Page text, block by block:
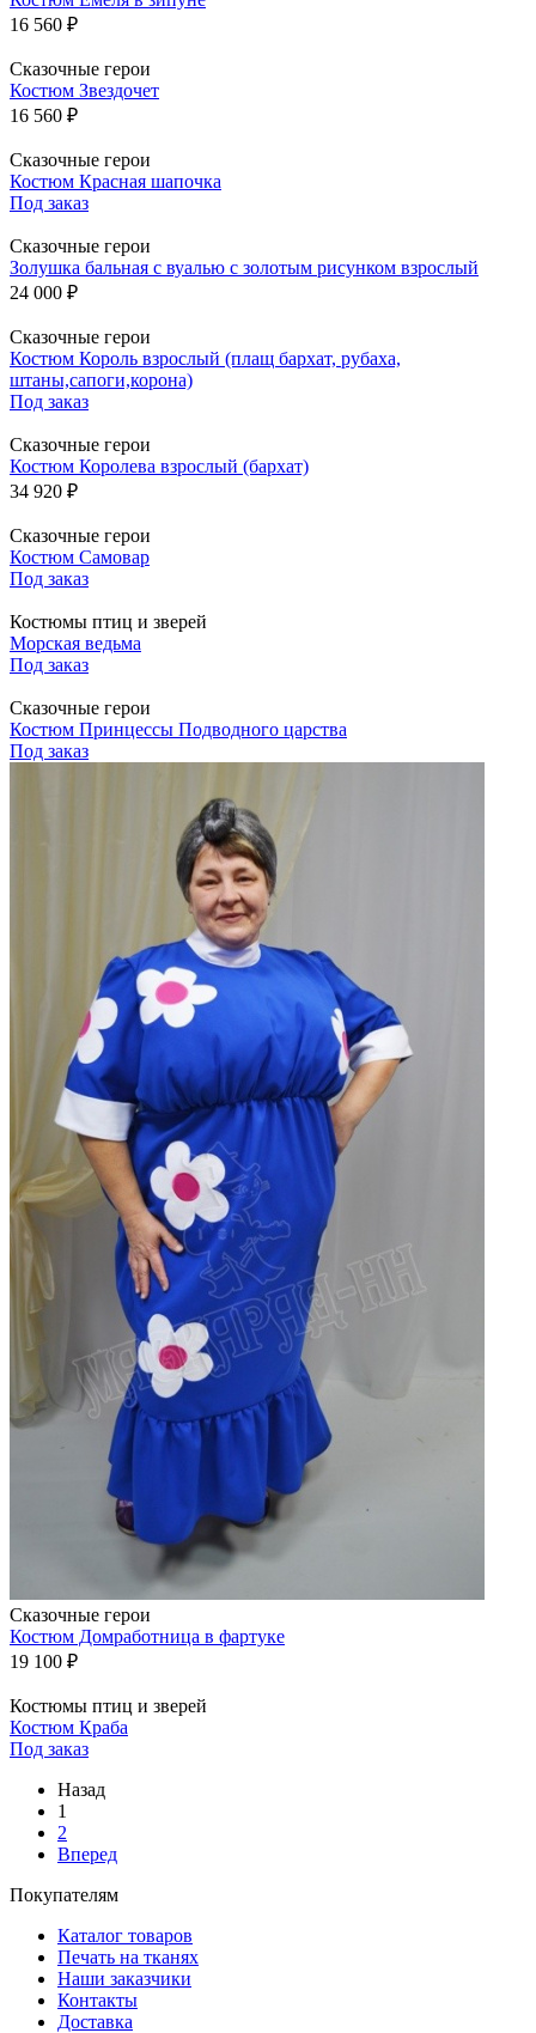
16 560 ₽
Сказочные герои
Костюм Звездочет
16 560 ₽
Сказочные герои
Костюм Красная шапочка
Под заказ
Сказочные герои
Золушка бальная с вуалью с золотым рисунком взрослый
24 000 ₽
Сказочные герои
Костюм Король взрослый (плащ бархат, рубаха,
штаны,сапоги,корона)
Под заказ
Сказочные герои
Костюм Королева взрослый (бархат)
34 920 ₽
Сказочные герои
Костюм Самовар
Под заказ
Костюмы птиц и зверей
Морская ведьма
Под заказ
Сказочные герои
Костюм Принцессы Подводного царства
Под заказ
Сказочные герои
Костюм Домработница в фартуке
19 100 ₽
Костюмы птиц и зверей
Костюм Краба
Под заказ
Назад
1
2
Вперед
Покупателям
Каталог товаров
Печать на тканях
Наши заказчики
Контакты
Доставка